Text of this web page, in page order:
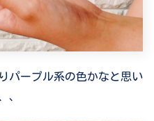
パープル系の色かなと思い
、